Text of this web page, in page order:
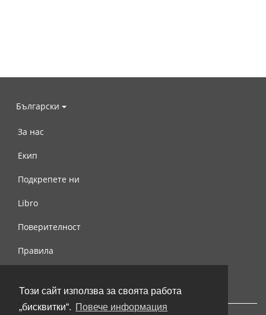
Този сайт използва за своята работа
„бисквитки“. Повече информация
Български
За нас
Екип
Подкрепете ни
Libro
Поверителност
Правила